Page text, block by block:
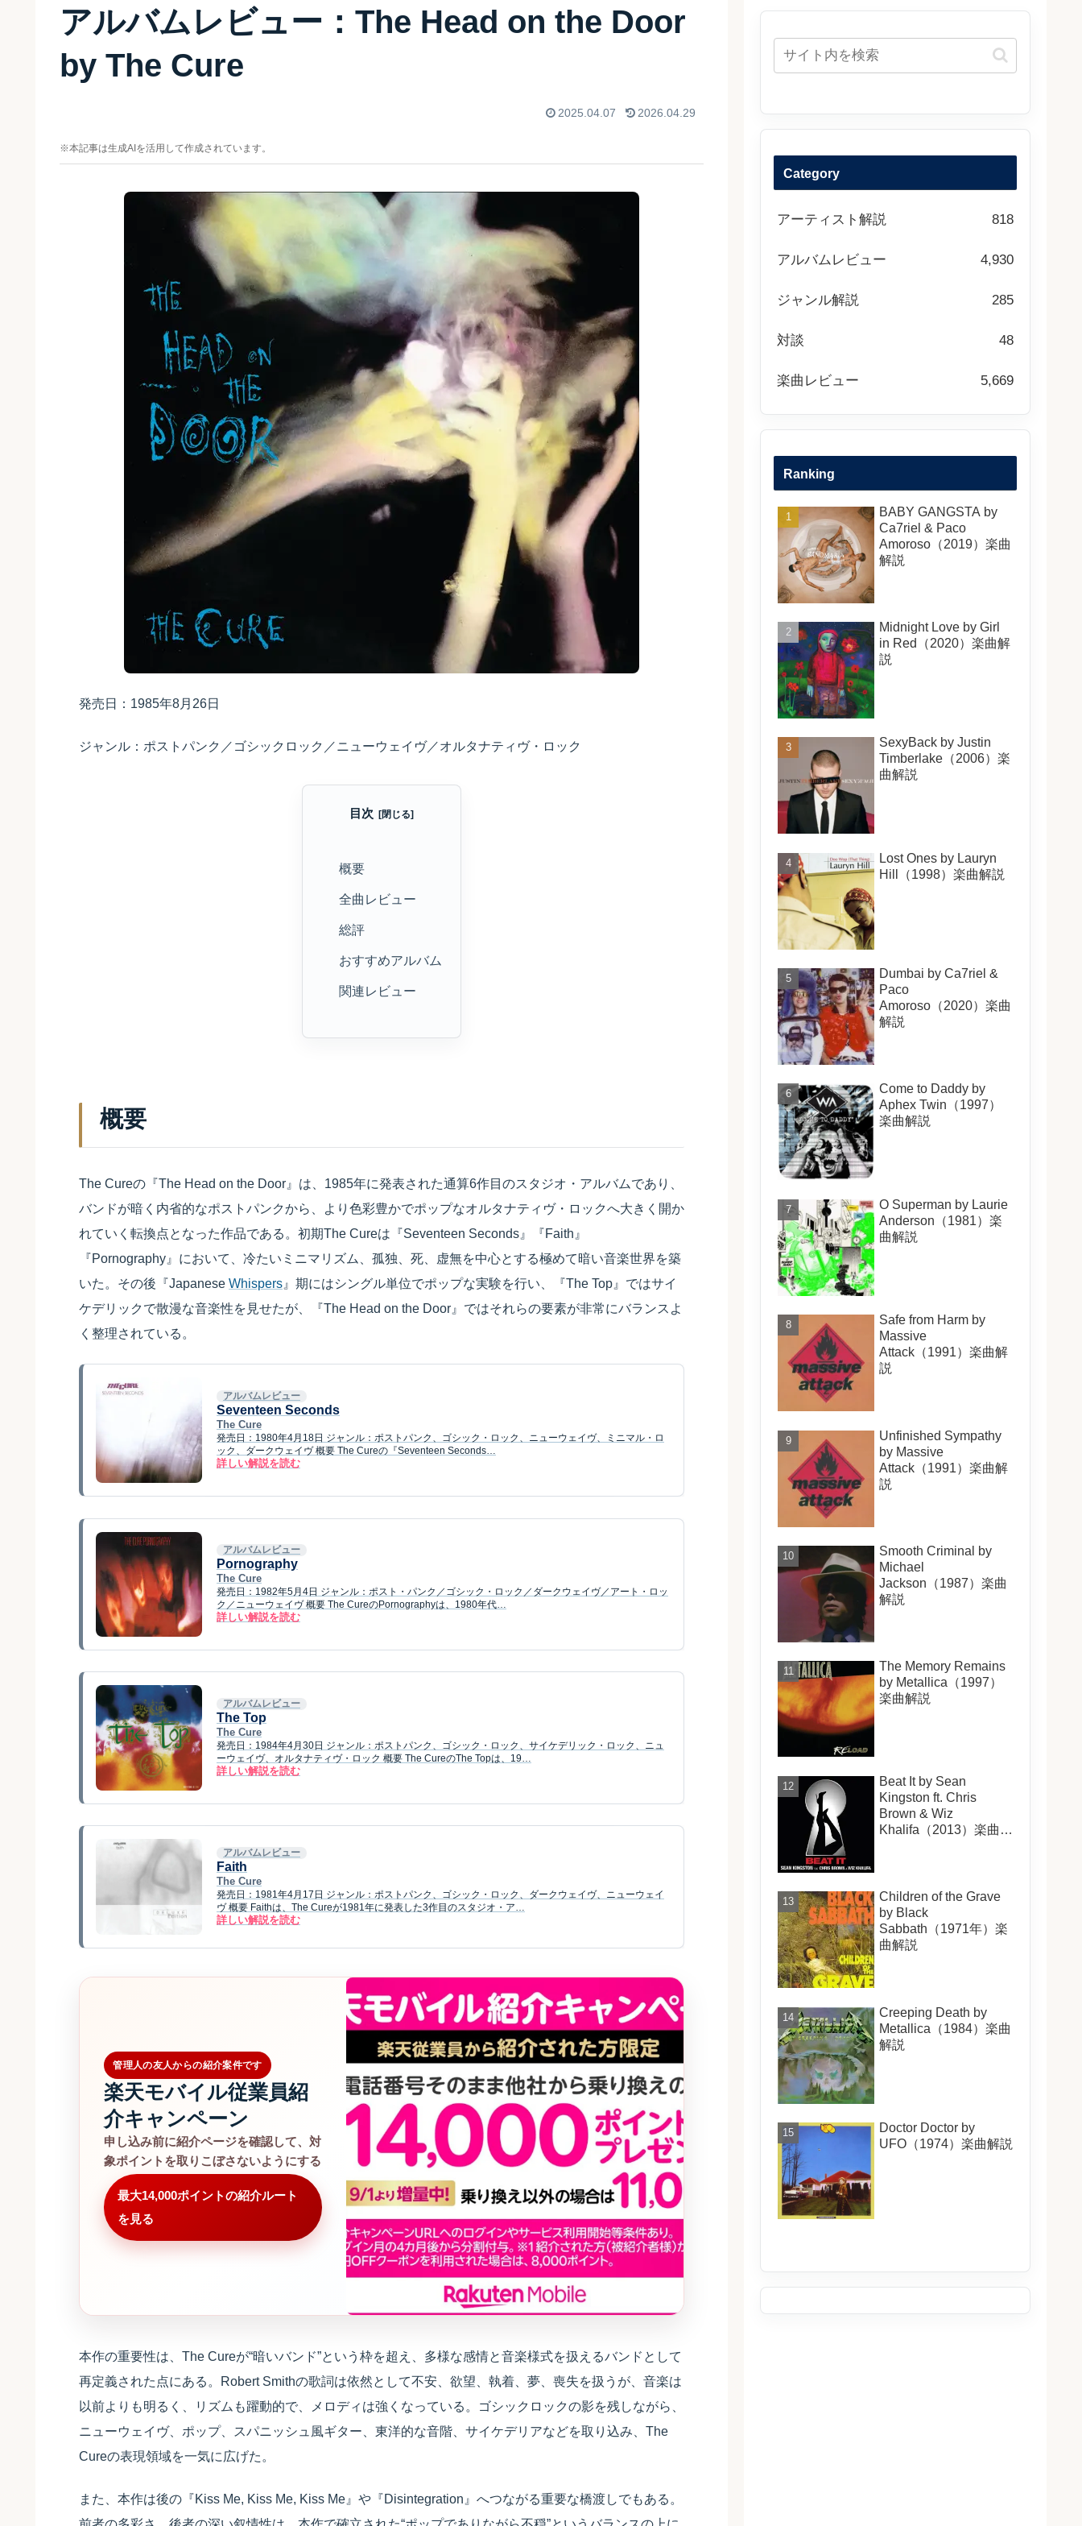
アルバムレビュー：The Head on the Door
by The Cure
2025.04.07 2026.04.29
※本記事は生成AIを活用して作成されています。
発売日：1985年8月26日
ジャンル：ポストパンク／ゴシックロック／ニューウェイヴ／オルタナティヴ・ロック
目次
概要
全曲レビュー
総評
おすすめアルバム
関連レビュー
概要
The Cureの『The Head on the Door』は、1985年に発表された通算6作目のスタジオ・アルバムであり、
バンドが暗く内省的なポストパンクから、より色彩豊かでポップなオルタナティヴ・ロックへ大きく開か
れていく転換点となった作品である。初期The Cureは『Seventeen Seconds』『Faith』
『Pornography』において、冷たいミニマリズム、孤独、死、虚無を中心とする極めて暗い音楽世界を築
いた。その後『Japanese Whispers 』期にはシングル単位でポップな実験を行い、『The Top』ではサイ
ケデリックで散漫な音楽性を見せたが、『The Head on the Door』ではそれらの要素が非常にバランスよ
く整理されている。
アルバムレビュー
Seventeen Seconds
The Cure
発売日：1980年4月18日 ジャンル：ポストパンク、ゴシック・ロック、ニューウェイヴ、ミニマル・ロ
ック、ダークウェイヴ 概要 The Cureの『Seventeen Seconds…
詳しい解説を読む
アルバムレビュー
Pornography
The Cure
発売日：1982年5月4日 ジャンル：ポスト・パンク／ゴシック・ロック／ダークウェイヴ／アート・ロッ
ク／ニューウェイヴ 概要 The CureのPornographyは、1980年代…
詳しい解説を読む
アルバムレビュー
The Top
The Cure
発売日：1984年4月30日 ジャンル：ポストパンク、ゴシック・ロック、サイケデリック・ロック、ニュ
ーウェイヴ、オルタナティヴ・ロック 概要 The CureのThe Topは、19…
詳しい解説を読む
アルバムレビュー
Faith
The Cure
発売日：1981年4月17日 ジャンル：ポストパンク、ゴシック・ロック、ダークウェイヴ、ニューウェイ
ヴ 概要 Faithは、The Cureが1981年に発表した3作目のスタジオ・ア…
詳しい解説を読む
管理人の友人からの紹介案件です
楽天モバイル従業員紹
介キャンペーン
申し込み前に紹介ページを確認して、対
象ポイントを取りこぼさないようにする
最大14,000ポイントの紹介ルート
を見る
本作の重要性は、The Cureが“暗いバンド”という枠を超え、多様な感情と音楽様式を扱えるバンドとして
再定義された点にある。Robert Smithの歌詞は依然として不安、欲望、執着、夢、喪失を扱うが、音楽は
以前よりも明るく、リズムも躍動的で、メロディは強くなっている。ゴシックロックの影を残しながら、
ニューウェイヴ、ポップ、スパニッシュ風ギター、東洋的な音階、サイケデリアなどを取り込み、The
Cureの表現領域を一気に広げた。
また、本作は後の『Kiss Me, Kiss Me, Kiss Me』や『Disintegration』へつながる重要な橋渡しでもある。
Category
アーティスト解説 818
アルバムレビュー 4,930
ジャンル解説 285
対談 48
楽曲レビュー 5,669
Ranking
BABY GANGSTA by
Ca7riel & Paco
Amoroso（2019）楽曲
解説
Midnight Love by Girl
in Red（2020）楽曲解
説
SexyBack by Justin
Timberlake（2006）楽
曲解説
Lost Ones by Lauryn
Hill（1998）楽曲解説
Dumbai by Ca7riel &
Paco
Amoroso（2020）楽曲
解説
Come to Daddy by
Aphex Twin（1997）
楽曲解説
O Superman by Laurie
Anderson（1981）楽
曲解説
Safe from Harm by
Massive
Attack（1991）楽曲解
説
Unfinished Sympathy
by Massive
Attack（1991）楽曲解
説
Smooth Criminal by
Michael
Jackson（1987）楽曲
解説
The Memory Remains
by Metallica（1997）
楽曲解説
Beat It by Sean
Kingston ft. Chris
Brown & Wiz
Khalifa（2013）楽曲解
Children of the Grave
by Black
Sabbath（1971年）楽
曲解説
Creeping Death by
Metallica（1984）楽曲
解説
Doctor Doctor by
UFO（1974）楽曲解説